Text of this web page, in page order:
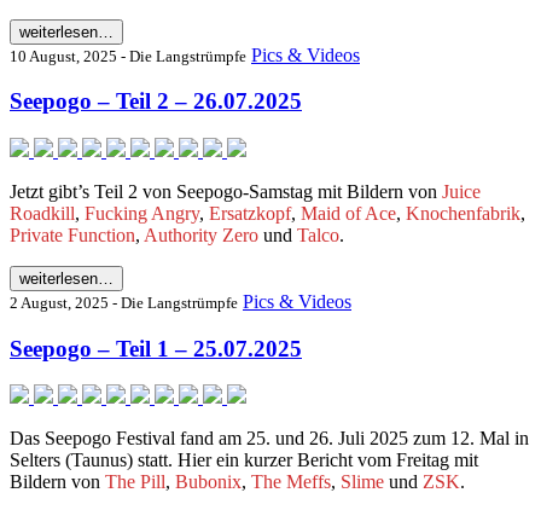
weiterlesen…
10 August, 2025 - Die Langstrümpfe Pics & Videos
Seepogo – Teil 2 – 26.07.2025
Jetzt gibt’s Teil 2 von Seepogo-Samstag mit Bildern von Juice
Roadkill, Fucking Angry, Ersatzkopf, Maid of Ace, Knochenfabrik,
Private Function, Authority Zero und Talco.
weiterlesen…
2 August, 2025 - Die Langstrümpfe Pics & Videos
Seepogo – Teil 1 – 25.07.2025
Das Seepogo Festival fand am 25. und 26. Juli 2025 zum 12. Mal in
Selters (Taunus) statt. Hier ein kurzer Bericht vom Freitag mit
Bildern von The Pill, Bubonix, The Meffs, Slime und ZSK.